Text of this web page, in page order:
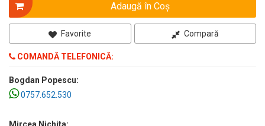
Adaugă în Coş
Favorite Compară
COMANDĂ TELEFONICĂ:
Bogdan Popescu:
0757.652.530